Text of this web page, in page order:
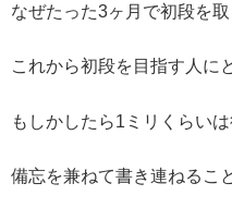
なぜたった3ヶ月で初段を取
これから初段を目指す人に
もしかしたら1ミリくらい
備忘を兼ねて書き連ねるこ